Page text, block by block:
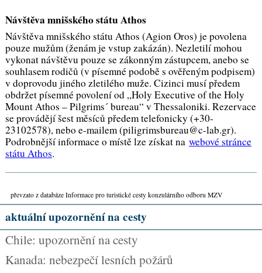
Návštěva mnišského státu Athos
Návštěva mnišského státu Athos (Agion Oros) je povolena
pouze mužům (ženám je vstup zakázán). Nezletilí mohou
vykonat návštěvu pouze se zákonným zástupcem, anebo se
souhlasem rodičů (v písemné podobě s ověřeným podpisem)
v doprovodu jiného zletilého muže. Cizinci musí předem
obdržet písemné povolení od „Holy Executive of the Holy
Mount Athos – Pilgrims´ bureau“ v Thessaloniki. Rezervace
se provádějí šest měsíců předem telefonicky (+30-
23102578), nebo e-mailem (piligrimsbureau@c-lab.gr).
Podrobnější informace o místě lze získat na webové stránce
státu Athos.
převzato z databáze Informace pro turistické cesty konzulárního odboru MZV
aktuální upozornění na cesty
Chile: upozornění na cesty
Kanada: nebezpečí lesních požárů